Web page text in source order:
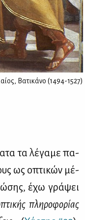
Βατικάνο (1494-1527)
τα λέ­γα­με πα­
ως οπτι­κών μέ­
έχω γρά­ψει
πλη­ρο­φο­ρί­ας